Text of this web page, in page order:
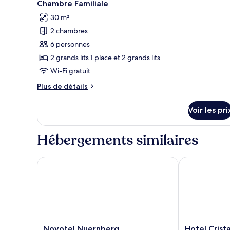
Chambre
Simple
toutes
les
photos
pour
ce
type
chambre :
Chambre Familiale
30 m²
2 chambres
6 personnes
2 grands lits 1 place et 2 grands lits
Wi-Fi gratuit
Plus de détails
Plus
le
type
de
Chambre
Voir les
Hébergements similaires
Novotel
Novotel Nuernberg Messezentrum
Hotel
Hotel Cristal